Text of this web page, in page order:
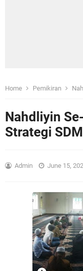
Home Pemikiran
Nahdliyin
Strategi
Admin June 15,